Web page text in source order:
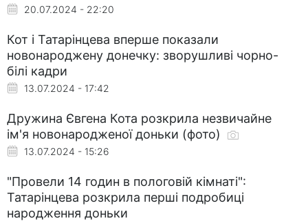
20.07.2024 - 22:20
Кот і Татарінцева вперше показали
новонароджену донечку: зворушливі чорно-
білі кадри
13.07.2024 - 17:42
Дружина Євгена Кота розкрила незвичайне
ім'я новонародженої доньки (фото)
13.07.2024 - 15:26
"Провели 14 годин в пологовій кімнаті":
Татарінцева розкрила перші подробиці
народження доньки